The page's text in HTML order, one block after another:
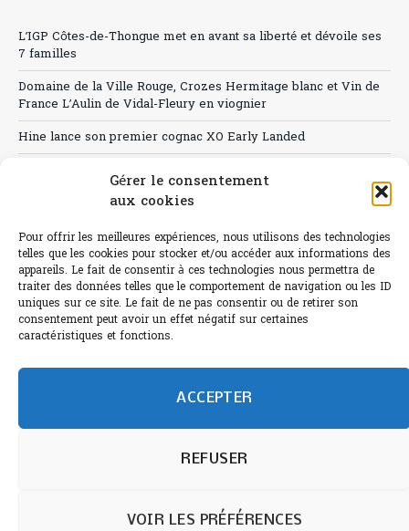
Gérer le consentement
aux cookies
Pour offrir les meilleures expériences, nous utilisons des technologies
telles que les cookies pour stocker et/ou accéder aux informations des
appareils. Le fait de consentir à ces technologies nous permettra de
traiter des données telles que le comportement de navigation ou les ID
uniques sur ce site. Le fait de ne pas consentir ou de retirer son
consentement peut avoir un effet négatif sur certaines
caractéristiques et fonctions.
ACCEPTER
REFUSER
VOIR LES PRÉFÉRENCES
L’IGP Côtes-de-Thongue met en avant sa liberté et dévoile ses
7 familles
Domaine de la Ville Rouge, Crozes Hermitage blanc et Vin de
France L’Aulin de Vidal-Fleury en viognier
Hine lance son premier cognac XO Early Landed
Sélection de rosés 2026
L'abus d'alcool est dangereux pour la santé.
©paris-bistro 2026 Paris-bistro.com est une publication 100%
mail: contact@paris-bistro.com